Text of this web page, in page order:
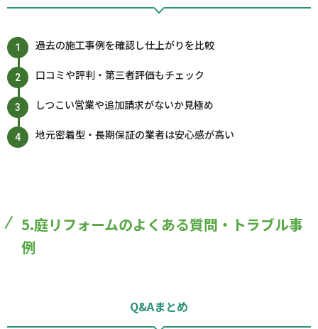
過去の施工事例を確認し仕上がりを比較
口コミや評判・第三者評価もチェック
しつこい営業や追加請求がないか見極め
地元密着型・長期保証の業者は安心感が高い
5.庭リフォームのよくある質問・トラブル事
例
Q&Aまとめ